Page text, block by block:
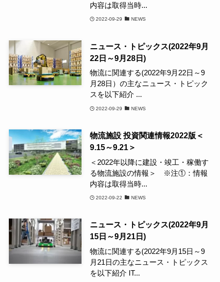
内容は取得当時...
2022-09-29 NEWS
ニュース・トピックス(2022年9月
22日～9月28日)
物流に関連する(2022年9月22日～9
月28日）の主なニュース・トピック
スを以下紹介 ...
2022-09-29 NEWS
物流施設 投資関連情報2022版＜
9.15～9.21＞
＜2022年以降に建設・竣工・稼働す
る物流施設の情報＞ ※注①：情報
内容は取得当時...
2022-09-22 NEWS
ニュース・トピックス(2022年9月
15日～9月21日)
物流に関連する(2022年9月15日～9
月21日の主なニュース・トピックス
を以下紹介 IT...